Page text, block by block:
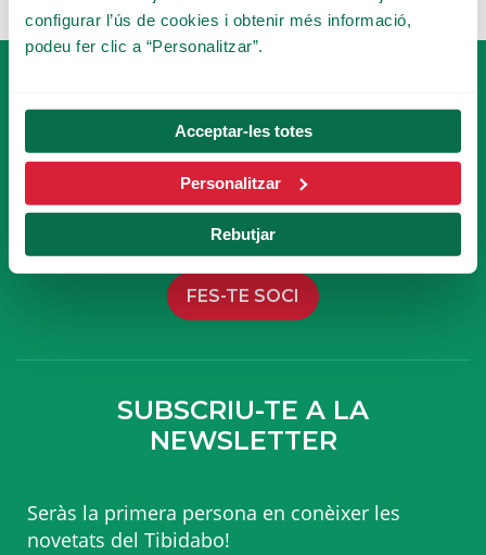
configurar l’ús de cookies i obtenir més informació,
podeu fer clic a “Personalitzar”.
Acceptar-les totes
Personalitzar
Rebutjar
FES-TE SOCI
DEL TIBICLUB!
FES-TE SOCI
SUBSCRIU-TE A LA
NEWSLETTER
Seràs la primera persona en conèixer les
novetats del Tibidabo!